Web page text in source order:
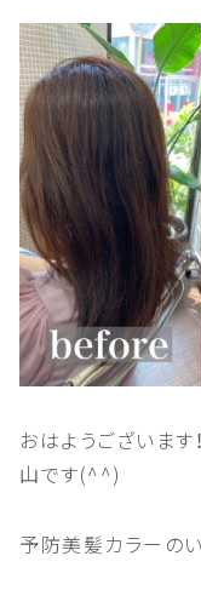
おはようございます
山です(^^)
予防美髪カラーの